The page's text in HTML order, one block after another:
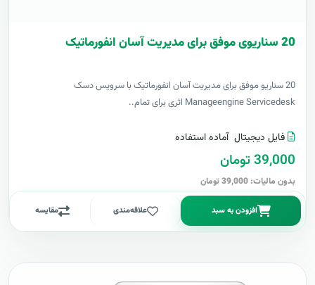
20 سناریوی موفق برای مدیریت آسان انفورماتیک
20 سناریو موفق برای مدیریت آسان انفورماتیک با سرویس دسک
Manageengine Servicedesk اثری برای تمام..
فایل دیجیتال آماده استفاده
39,000 تومان
بدون مالیات: 39,000 تومان
افزودن به سبد علاقه‌مندی مقایسه